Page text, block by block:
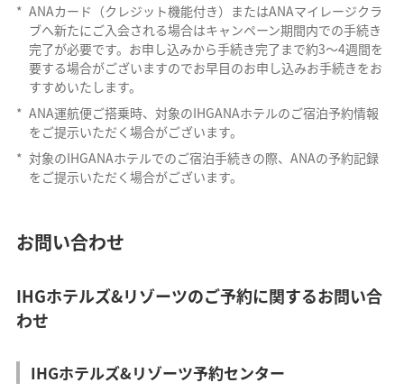
* ANAカード（クレジット機能付き）またはANAマイレージクラ
ブへ新たにご入会される場合はキャンペーン期間内での手続き
完了が必要です。お申し込みから手続き完了まで約3～4週間を
要する場合がございますのでお早目のお申し込みお手続きをお
すすめいたします。
* ANA運航便ご搭乗時、対象のIHGANAホテルのご宿泊予約情報
をご提示いただく場合がございます。
* 対象のIHGANAホテルでのご宿泊手続きの際、ANAの予約記録
をご提示いただく場合がございます。
お問い合わせ
IHGホテルズ&リゾーツのご予約に関するお問い合
わせ
IHGホテルズ&リゾーツ予約センター